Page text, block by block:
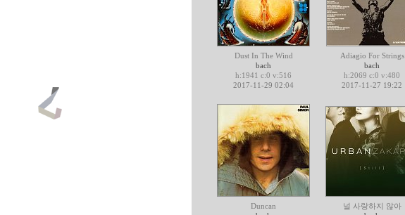
Dust In The Wind
bach
h:1941 c:0 v:516
2017-11-29 02:04
Adiagio For Strings
bach
h:2069 c:0 v:480
2017-11-27 19:22
Duncan
널 사랑하지 않아